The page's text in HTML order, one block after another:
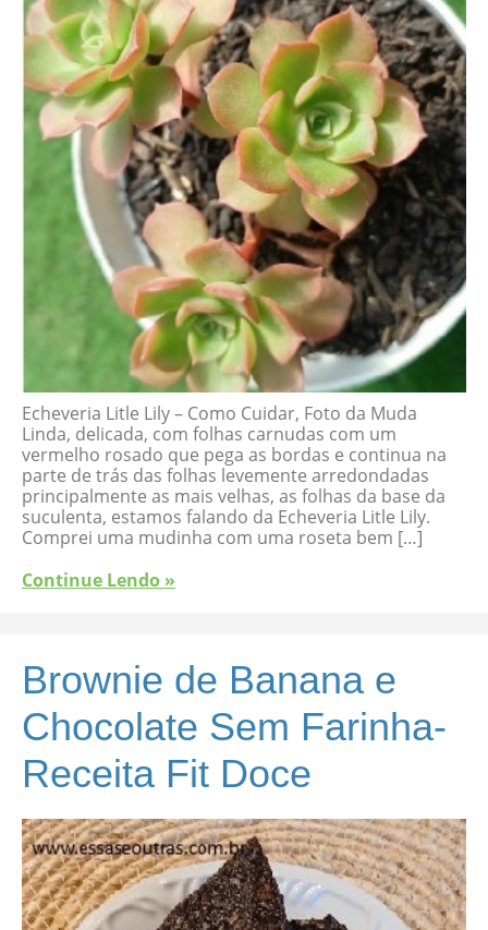
Echeveria Litle Lily – Como Cuidar, Foto da Muda
Linda, delicada, com folhas carnudas com um
vermelho rosado que pega as bordas e continua na
parte de trás das folhas levemente arredondadas
principalmente as mais velhas, as folhas da base da
suculenta, estamos falando da Echeveria Litle Lily.
Comprei uma mudinha com uma roseta bem […]
Continue Lendo »
Brownie de Banana e
Chocolate Sem Farinha-
Receita Fit Doce